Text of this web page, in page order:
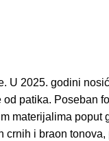
U 2025. godini
patika. Poseban
materijalima poput
crnih i braon